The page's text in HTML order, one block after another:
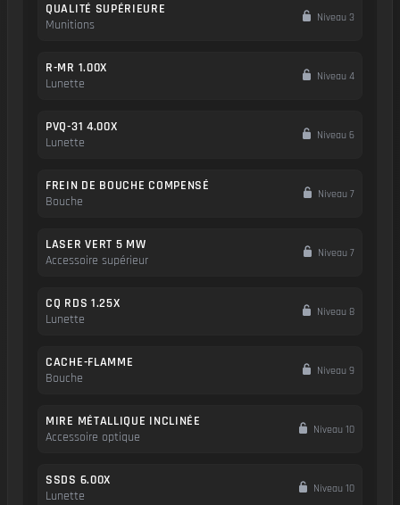
QUALITÉ SUPÉRIEURE
Munitions
Niveau 3
R-MR 1.00X
Lunette
Niveau 4
PVQ-31 4.00X
Lunette
Niveau 6
FREIN DE BOUCHE COMPENSÉ
Bouche
Niveau 7
LASER VERT 5 MW
Accessoire supérieur
Niveau 7
CQ RDS 1.25X
Lunette
Niveau 8
CACHE-FLAMME
Bouche
Niveau 9
MIRE MÉTALLIQUE INCLINÉE
Accessoire optique
Niveau 10
SSDS 6.00X
Lunette
Niveau 10